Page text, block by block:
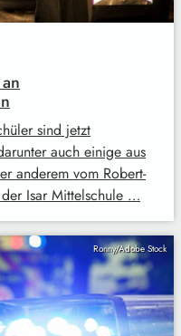
sind jetzt
auch einige aus
anderem vom Robert-
Isar Mittelschule …
Ronny/Adobe Stock